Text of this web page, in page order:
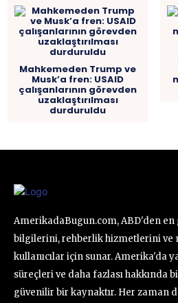
Mahkemeden Trump ve
Musk’a fren: USAID
çalışanlarının görevden
uzaklaştırılması
durduruldu
AmerikadaBugun.com, ABD'den
bilgilerini, rehberlik hizmetlerini ve
kullanıcılar için sunar. Amerika'da
süreçleri ve daha fazlası hakkında
güvenilir bir kaynaktır. Her zaman